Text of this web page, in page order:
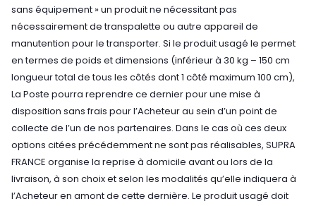
sans équipement » un produit ne nécessitant pas
nécessairement de transpalette ou autre appareil de
manutention pour le transporter. Si le produit usagé le permet
en termes de poids et dimensions (inférieur à 30 kg – 150 cm
longueur total de tous les côtés dont 1 côté maximum 100 cm),
La Poste pourra reprendre ce dernier pour une mise à
disposition sans frais pour l’Acheteur au sein d’un point de
collecte de l’un de nos partenaires. Dans le cas où ces deux
options citées précédemment ne sont pas réalisables, SUPRA
FRANCE organise la reprise à domicile avant ou lors de la
livraison, à son choix et selon les modalités qu’elle indiquera à
l’Acheteur en amont de cette dernière. Le produit usagé doit